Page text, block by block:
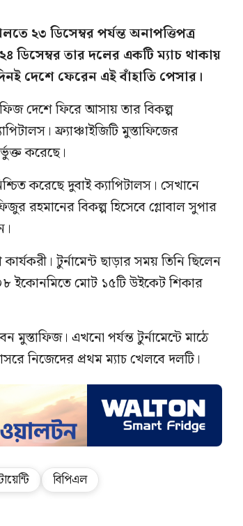
২৩ ডিসেম্বর পর্যন্ত অনাপত্তিপত্র
ডিসেম্বর তার দলের একটি ম্যাচ থাকায়
দেশে ফেরেন এই বাঁহাতি পেসার।
দেশে ফিরে আসায় তার বিকল্প
ফ্র্যাঞ্চাইজিটি মুস্তাফিজের
করেছে।
করেছে দুবাই ক্যাপিটালস। সেখানে
রহমানের বিকল্প হিসেবে গ্লোবাল সুপার
টুর্নামেন্ট ছাড়ার সময় তিনি ছিলেন
ইকোনমিতে মোট ১৫টি উইকেট শিকার
এখনো পর্যন্ত টুর্নামেন্টে মাঠে
নিজেদের প্রথম ম্যাচ খেলবে দলটি।
বিপিএল